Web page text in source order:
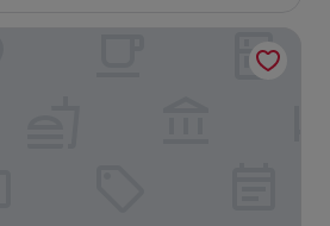
de
134 €
by Marriott Fairfield Napa Valley